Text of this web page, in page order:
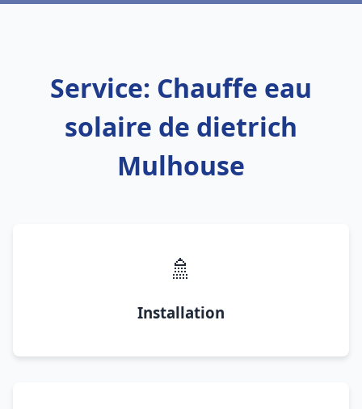
Service: Chauffe eau
solaire de dietrich
Mulhouse
🚿
Installation